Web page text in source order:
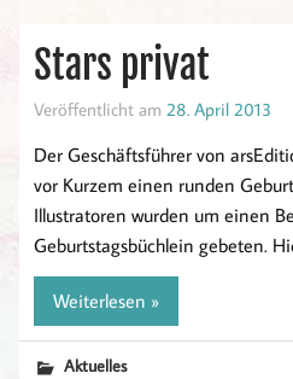
Stars privat
Veröffentlicht am 28. April 2013
Der Geschäftsführer von
vor Kurzem einen runden
Illustratoren wurden um einen
Geburtstagsbüchlein gebeten.
Weiterlesen »
Aktuelles